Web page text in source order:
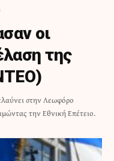
οι
της
στην Λεωφόρο
την Εθνική Επέτειο.